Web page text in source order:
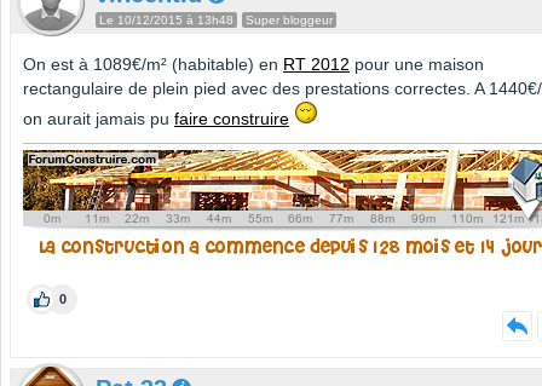
Le 10/12/2015 à 13h48 Super bloggeur
On est à 1089€/m² (habitable) en RT 2012 pour une maison
rectangulaire de plein pied avec des prestations correctes. A
on aurait jamais pu faire construire
0